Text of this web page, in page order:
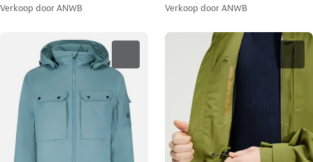
Verkoop doorANWB Verkoop doorANWB